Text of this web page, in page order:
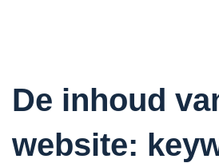
De inhoud
website: